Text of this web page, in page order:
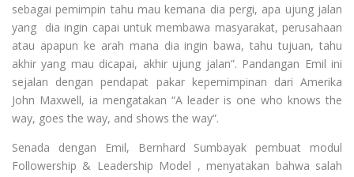
sebagai pemimpin tahu mau kemana dia pergi, apa ujung jalan
yang dia ingin capai untuk membawa masyarakat, perusahaan
atau apapun ke arah mana dia ingin bawa, tahu tujuan, tahu
akhir yang mau dicapai, akhir ujung jalan”. Pandangan Emil ini
sejalan dengan pendapat pakar kepemimpinan dari Amerika
John Maxwell, ia mengatakan “A leader is one who knows the
way, goes the way, and shows the way”.
Senada dengan Emil, Bernhard Sumbayak pembuat modul
Followership & Leadership Model , menyatakan bahwa salah